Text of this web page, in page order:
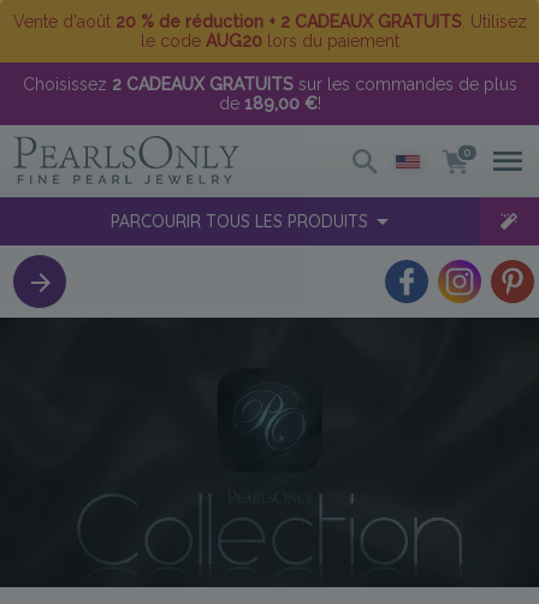
Vente d'août 20 % de réduction + 2 CADEAUX GRATUITS. Utilisez
le code AUG20lors du paiement
Choisissez 2 CADEAUX GRATUITSsur les commandes de plus
de 189,00 €!
0
PARCOURIR TOUS LES PRODUITS